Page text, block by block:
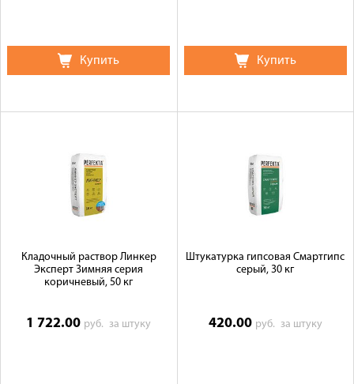
Купить Купить
Кладочный раствор Линкер
Эксперт Зимняя серия
коричневый, 50 кг
1 722.00 руб.за штуку
Штукатурка гипсовая Смартгипс
серый, 30 кг
420.00 руб. за штуку